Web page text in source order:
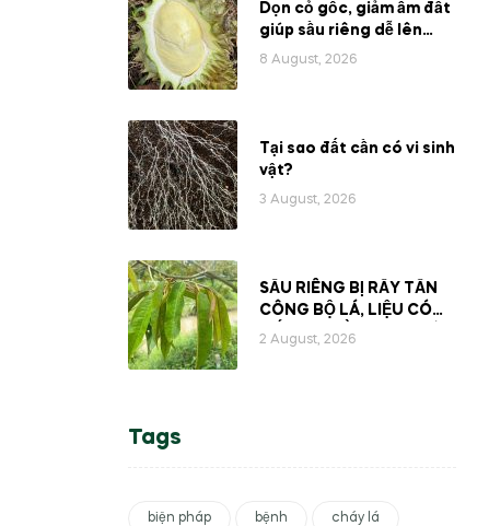
Dọn cỏ gốc, giảm ẩm đất
giúp sầu riêng dễ lên
cơm giai đoạn gần thu
8 August, 2026
Tại sao đất cần có vi sinh
vật?
3 August, 2026
SẦU RIÊNG BỊ RẦY TẤN
CÔNG BỘ LÁ, LIỆU CÓ
MẤT ĐI PHẦN NHỰA BÊN
2 August, 2026
Tags
biện pháp bệnh cháy lá